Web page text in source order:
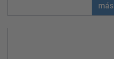
más